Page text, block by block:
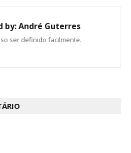
by:André Guterres
ser definido facilmente.